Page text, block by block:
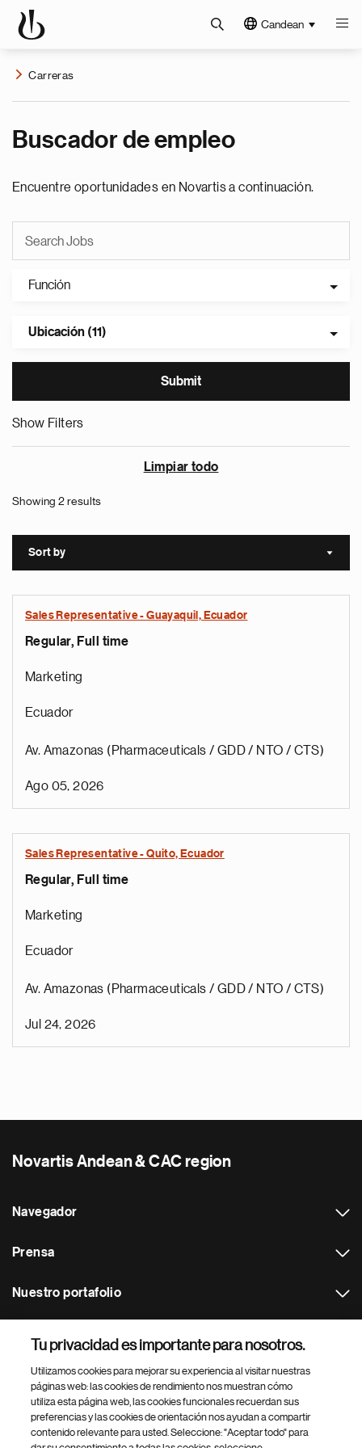
Candean
Carreras
Buscador de empleo
Encuentre oportunidades en Novartis a continuación.
Función
Ubicación (11)
Show Filters
Limpiar todo
Showing 2 results
Sort by Sort
Sales Representative - Guayaquil, Ecuador
Regular, Full time
Marketing
Ecuador
Av. Amazonas (Pharmaceuticals / GDD / NTO / CTS)
Ago 05, 2026
Sales Representative - Quito, Ecuador
Regular, Full time
Marketing
Ecuador
Av. Amazonas (Pharmaceuticals / GDD / NTO / CTS)
Jul 24, 2026
Novartis Andean & CAC region
Navegador
Prensa
Nuestro portafolio
Footer Site Search
Tu privacidad es importante para nosotros.
Utilizamos cookies para mejorar su experiencia al visitar nuestras
páginas web: las cookies de rendimiento nos muestran cómo
utiliza esta página web, las cookies funcionales recuerdan sus
preferencias y las cookies de orientación nos ayudan a compartir
contenido relevante para usted. Seleccione: "Aceptar todo" para